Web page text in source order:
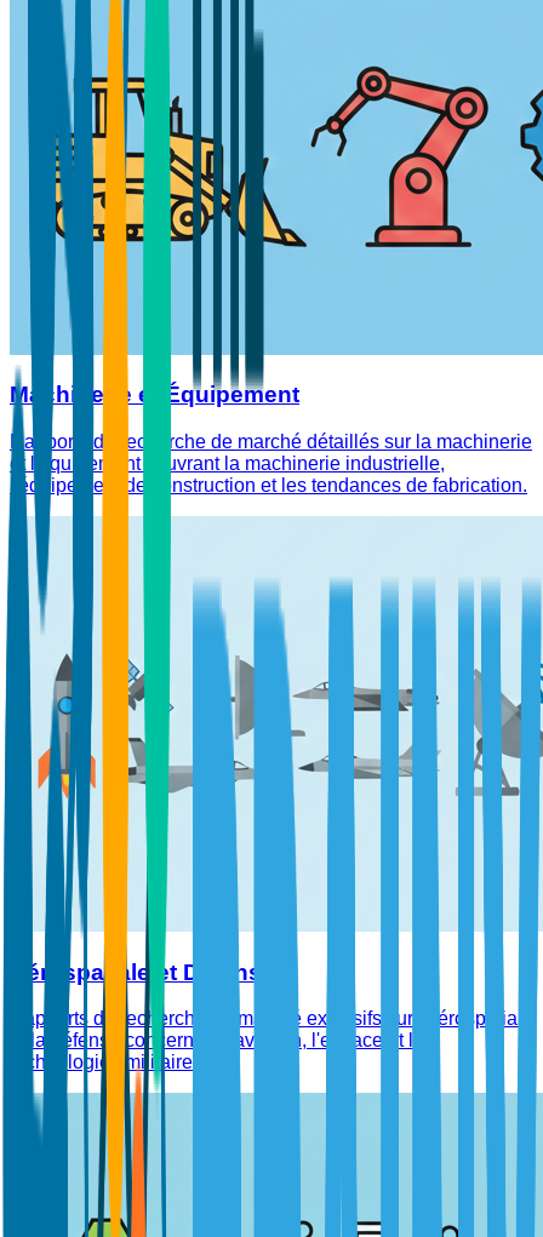
Machinerie et Équipement
Rapports de recherche de marché détaillés sur la machinerie
et l'équipement couvrant la machinerie industrielle,
l'équipement de construction et les tendances de fabrication.
Aérospatiale et Défense
Rapports de recherche de marché exclusifs sur l'aérospatiale
et la défense concernant l'aviation, l'espace et les
technologies militaires.